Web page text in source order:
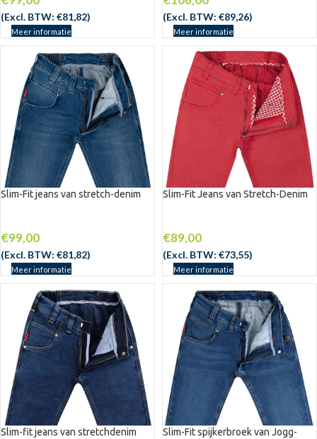
(Excl. BTW: €81,82)
Meer informatie
(Excl. BTW: €89,26)
Meer informatie
Slim-Fit jeans van stretch-denim
€99,00
(Excl. BTW: €81,82)
Meer informatie
Slim-Fit Jeans van Stretch-Denim
€89,00
(Excl. BTW: €73,55)
Meer informatie
Slim-fit jeans van stretchdenim
Slim-Fit spijkerbroek van Jogg-